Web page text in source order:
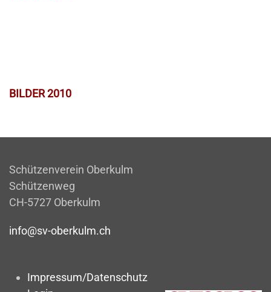
BILDER 2010
Schützenverein Oberkulm
Schützenweg
CH-5727 Oberkulm
info@sv-oberkulm.ch
Impressum/Datenschutz